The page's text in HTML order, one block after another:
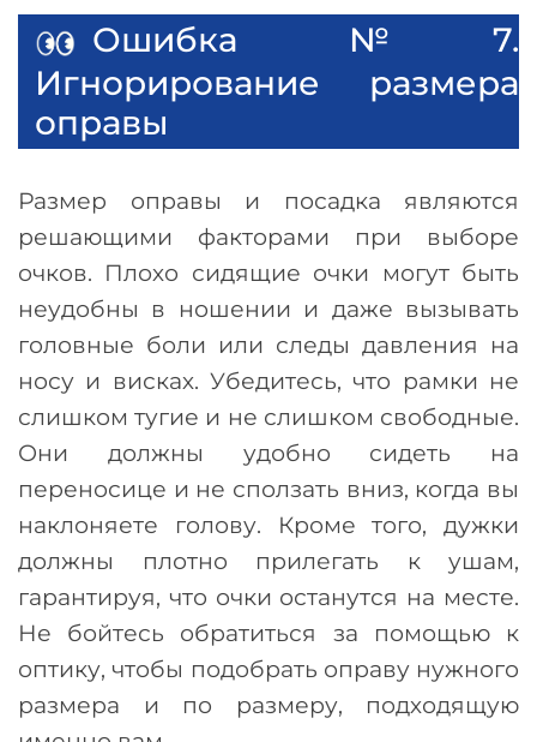
Ошибка №7.
Игнорирование размера
оправы
Размер оправы и посадка являются
решающими факторами при выборе
очков. Плохо сидящие очки могут быть
неудобны в ношении и даже вызывать
головные боли или следы давления на
носу и висках. Убедитесь, что рамки не
слишком тугие и не слишком свободные.
Они должны удобно сидеть на
переносице и не сползать вниз, когда вы
наклоняете голову. Кроме того, дужки
должны плотно прилегать к ушам,
гарантируя, что очки останутся на месте.
Не бойтесь обратиться за помощью к
оптику, чтобы подобрать оправу нужного
размера и по размеру, подходящую